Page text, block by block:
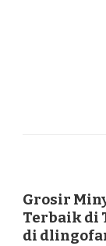
Grosir
Terbaik di
di